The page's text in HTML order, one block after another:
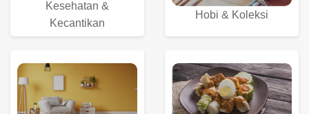
Kesehatan &
Kecantikan
Hobi & Koleksi